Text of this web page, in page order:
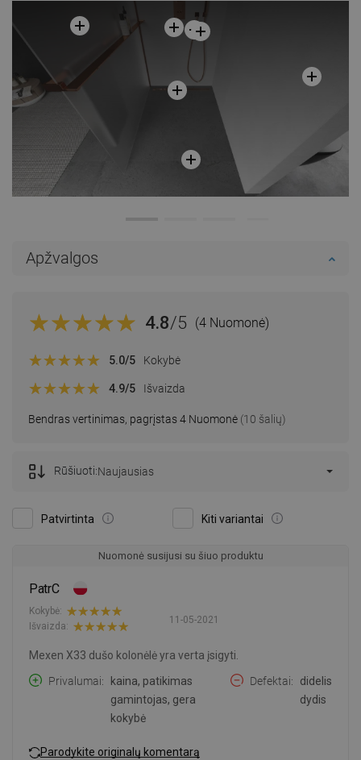
Apžvalgos
4.8/5 (4 Nuomonė)
Bendras vertinimas, pagrįstas 4 Nuomonė (10 šalių)
5.0/5 Kokybė
4.9/5 Išvaizda
Patvirtinta Kiti variantai
Rūšiuoti:Naujausias
Nuomonė susijusi su šiuo produktu
PatrC
11-05-2021
Kokybė:
Išvaizda:
Mexen X33 dušo kolonėlė yra verta įsigyti.
Privalumai
kaina, patikimas
gamintojas, gera
kokybė
Defektai
didelis
dydis
Parodykite originalų komentarą